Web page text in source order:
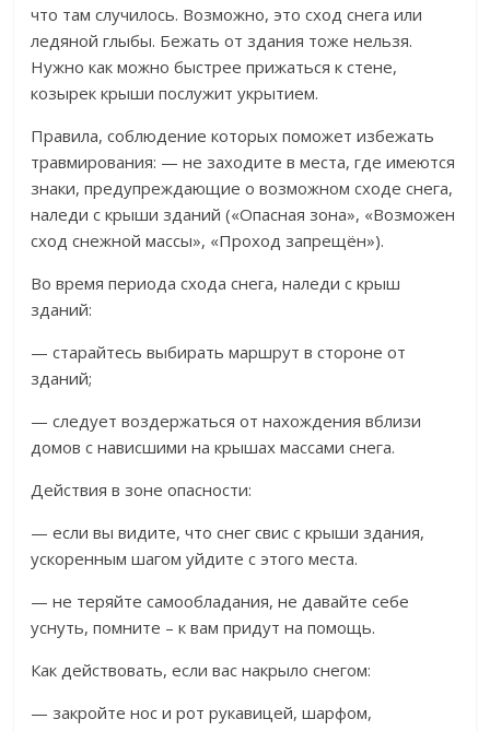
что там случилось. Возможно, это сход снега или
ледяной глыбы. Бежать от здания тоже нельзя.
Нужно как можно быстрее прижаться к стене,
козырек крыши послужит укрытием.
Правила, соблюдение которых поможет избежать
травмирования: — не заходите в места, где имеются
знаки, предупреждающие о возможном сходе снега,
наледи с крыши зданий («Опасная зона», «Возможен
сход снежной массы», «Проход запрещён»).
Во время периода схода снега, наледи с крыш
зданий:
— старайтесь выбирать маршрут в стороне от
зданий;
— следует воздержаться от нахождения вблизи
домов с нависшими на крышах массами снега.
Действия в зоне опасности:
— если вы видите, что снег свис с крыши здания,
ускоренным шагом уйдите с этого места.
— не теряйте самообладания, не давайте себе
уснуть, помните – к вам придут на помощь.
Как действовать, если вас накрыло снегом:
— закройте нос и рот рукавицей, шарфом,